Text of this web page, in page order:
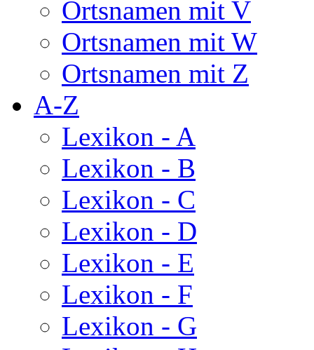
Ortsnamen mit V
Ortsnamen mit W
Ortsnamen mit Z
A-Z
Lexikon - A
Lexikon - B
Lexikon - C
Lexikon - D
Lexikon - E
Lexikon - F
Lexikon - G